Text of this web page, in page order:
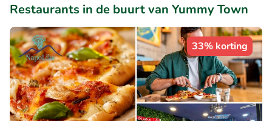
Restaurants in de buurt van Yummy Town
33% korting